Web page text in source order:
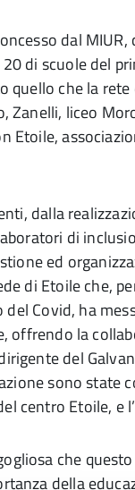
dal
di scuole del
che la
Zanelli, liceo
Etoile,
dalla
di
ed
di Etoile che,
Covid, ha
offrendo la
del
sono state
centro Etoile, e
che
della